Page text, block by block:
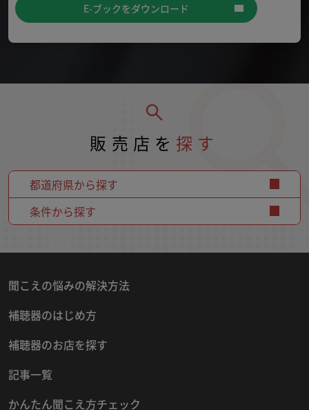
E-ブックをダウンロード
販売店を 探す
都道府県から探す
条件から探す
聞こえの悩みの解決方法
補聴器のはじめ方
補聴器のお店を探す
記事一覧
かんたん聞こえ方チェック